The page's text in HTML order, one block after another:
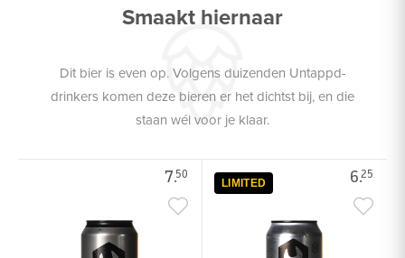
Smaakt hiernaar
Dit bier is even op. Volgens duizenden Untappd-
drinkers komen deze bieren er het dichtst bij, en die
staan wél voor je klaar.
7.50 6.25
LIMITED